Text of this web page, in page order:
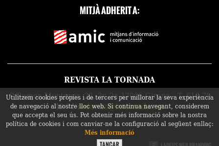
Utilitzem cookies pròpies i de tercers per millorar la seva experiència
de navegació al nostre lloc web. Si continua navegant, considerem
que accepta el seu ús. Pot obtenir més informació sobre la nostra
política de cookies i com canviar-ne la configuració al següent enllaç:
Més informació
MITJÀ ADHERIT A:
REVISTA LA TORNADA
C/Ramon Muntaner, 22, 3r, 2a 17005 Girona - T. 616 70
49 74redaccio@latornada.cat